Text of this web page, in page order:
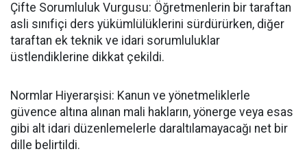
​Çifte Sorumluluk Vurgusu: Öğretmenlerin bir taraftan
asli sınıfiçi ders yükümlülüklerini sürdürürken, diğer
taraftan ek teknik ve idari sorumluluklar
üstlendiklerine dikkat çekildi.
​Normlar Hiyerarşisi: Kanun ve yönetmeliklerle
güvence altına alınan mali hakların, yönerge veya esas
gibi alt idari düzenlemelerle daraltılamayacağı net bir
dille belirtildi.